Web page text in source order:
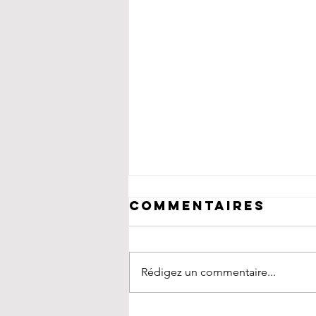
Commentaires
Rédigez un commentaire...